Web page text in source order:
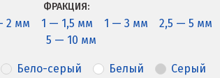
ФРАКЦИЯ:
2 мм 1 — 1,5 мм 1 — 3 мм 2,5 — 5 мм
5 — 10 мм
Бело-серый Белый Серый